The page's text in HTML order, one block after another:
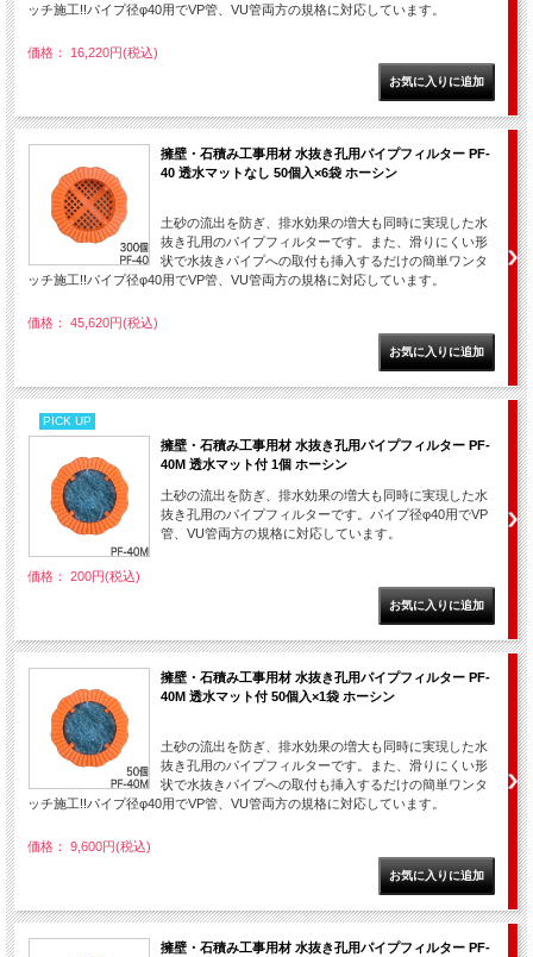
ッチ施工!!パイプ径φ40用でVP管、VU管両方の規格に対応しています。
価格： 16,220円(税込)
擁壁・石積み工事用材 水抜き孔用パイプフィルター PF-
40 透水マットなし 50個入×6袋 ホーシン
土砂の流出を防ぎ、排水効果の増大も同時に実現した水
抜き孔用のパイプフィルターです。また、滑りにくい形
状で水抜きパイプへの取付も挿入するだけの簡単ワンタ
ッチ施工!!パイプ径φ40用でVP管、VU管両方の規格に対応しています。
価格： 45,620円(税込)
PICK UP
擁壁・石積み工事用材 水抜き孔用パイプフィルター PF-
40M 透水マット付 1個 ホーシン
土砂の流出を防ぎ、排水効果の増大も同時に実現した水
抜き孔用のパイプフィルターです。パイプ径φ40用でVP
管、VU管両方の規格に対応しています。
価格： 200円(税込)
擁壁・石積み工事用材 水抜き孔用パイプフィルター PF-
40M 透水マット付 50個入×1袋 ホーシン
土砂の流出を防ぎ、排水効果の増大も同時に実現した水
抜き孔用のパイプフィルターです。また、滑りにくい形
状で水抜きパイプへの取付も挿入するだけの簡単ワンタ
ッチ施工!!パイプ径φ40用でVP管、VU管両方の規格に対応しています。
価格： 9,600円(税込)
擁壁・石積み工事用材 水抜き孔用パイプフィルター PF-